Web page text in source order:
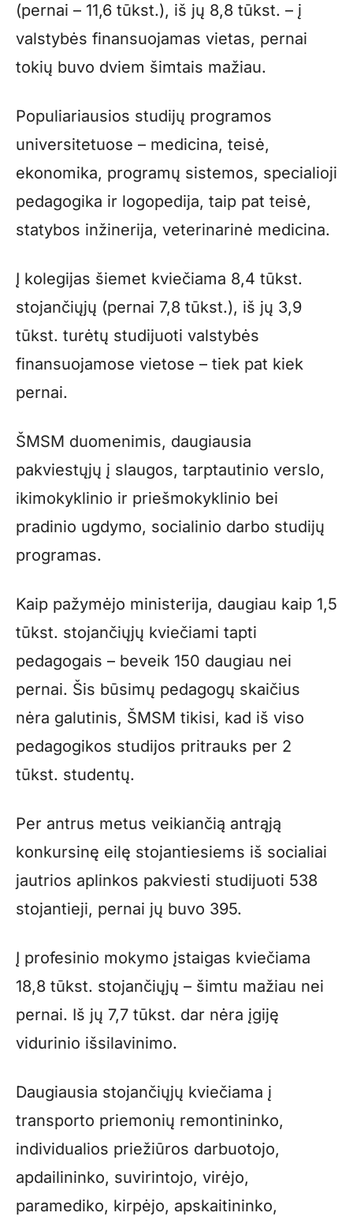
(pernai – 11,6 tūkst.), iš jų 8,8 tūkst. – į
valstybės finansuojamas vietas, pernai
tokių buvo dviem šimtais mažiau.
Populiariausios studijų programos
universitetuose – medicina, teisė,
ekonomika, programų sistemos, specialioji
pedagogika ir logopedija, taip pat teisė,
statybos inžinerija, veterinarinė medicina.
Į kolegijas šiemet kviečiama 8,4 tūkst.
stojančiųjų (pernai 7,8 tūkst.), iš jų 3,9
tūkst. turėtų studijuoti valstybės
finansuojamose vietose – tiek pat kiek
pernai.
ŠMSM duomenimis, daugiausia
pakviestųjų į slaugos, tarptautinio verslo,
ikimokyklinio ir priešmokyklinio bei
pradinio ugdymo, socialinio darbo studijų
programas.
Kaip pažymėjo ministerija, daugiau kaip 1,5
tūkst. stojančiųjų kviečiami tapti
pedagogais – beveik 150 daugiau nei
pernai. Šis būsimų pedagogų skaičius
nėra galutinis, ŠMSM tikisi, kad iš viso
pedagogikos studijos pritrauks per 2
tūkst. studentų.
Per antrus metus veikiančią antrąją
konkursinę eilę stojantiesiems iš socialiai
jautrios aplinkos pakviesti studijuoti 538
stojantieji, pernai jų buvo 395.
Į profesinio mokymo įstaigas kviečiama
18,8 tūkst. stojančiųjų – šimtu mažiau nei
pernai. Iš jų 7,7 tūkst. dar nėra įgiję
vidurinio išsilavinimo.
Daugiausia stojančiųjų kviečiama į
transporto priemonių remontininko,
individualios priežiūros darbuotojo,
apdailininko, suvirintojo, virėjo,
paramediko, kirpėjo, apskaitininko,